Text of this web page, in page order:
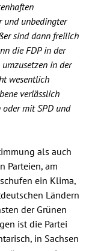
und unbedingter
sind dann freilich
die FDP in der
in der
wesentlich
verlässlich
mit SPD und
als auch
Parteien, am
ein Klima,
Ländern
der Grünen
ist die Partei
in Sachsen